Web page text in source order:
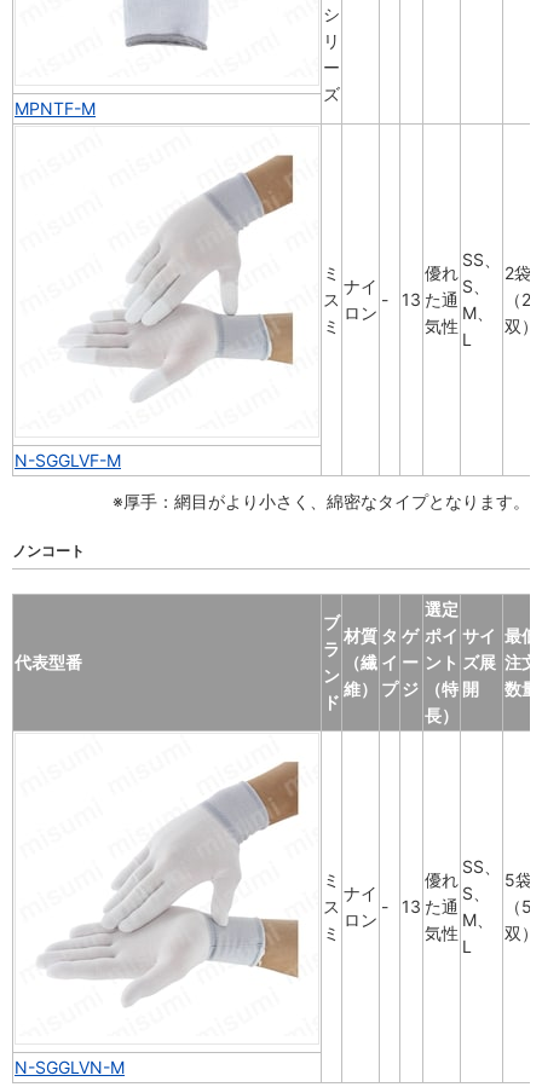
シ
リ
ー
ズ
MPNTF-M
ミ
ス
ミ
ナイ
ロン
- 13
優れ
た通
気性
SS、
S、
M、
L
2袋
（20
双）
N-SGGLVF-M
※厚手：網目がより小さく、綿密なタイプとなります。
ノンコート
代表型番
ブ
ラ
ン
ド
材質
（繊
維）
タ
イ
プ
ゲ
ー
ジ
選定
ポイ
ント
（特
長）
サイ
ズ展
開
最低
注文
数量
ミ
ス
ミ
ナイ
ロン
- 13
優れ
た通
気性
SS、
S、
M、
L
5袋
（50
双）
N-SGGLVN-M